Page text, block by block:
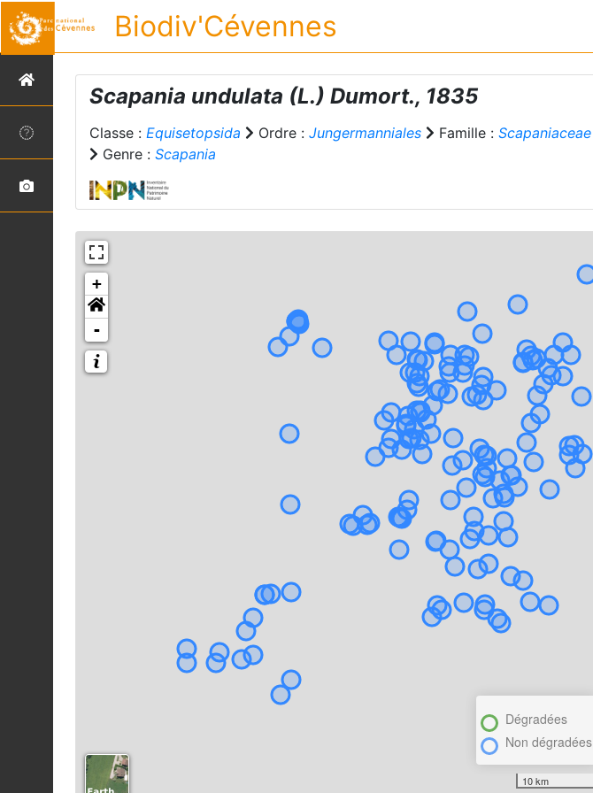
Biodiv'Cévennes
Scapania undulata (L.) Dumort., 1835
Classe : Equisetopsida Ordre : Jungermanniales Famille : Scapaniaceae
Genre : Scapania
+
-
Dégradées
Non dégradées
10 km